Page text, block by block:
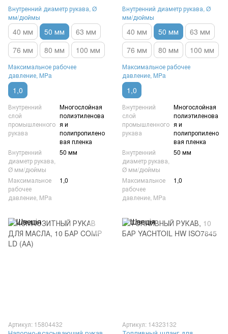
внутренняя и наружная
спирали из углеродистой
стали (ZZ)
Внутренний диаметр рукава, Ø
мм/дюймы
40 мм 50 мм
63 мм
76 мм
80 мм 100 мм
Максимальное рабочее
давление, MPa
1,0
Внутренний
слой
промышленного
рукава
Многослойная
полиэтиленова
я и
полипропилено
вая пленка
Внутренний
диаметр рукава,
Ø мм/дюймы
50 мм
Максимальное
рабочее
давление, MPa
1,0
внутренняя спираль
алюминиевая, наружная из
углеродистой стали (AZ)
Внутренний диаметр рукава, Ø
мм/дюймы
40 мм 50 мм
63 мм
76 мм
80 мм 100 мм
Максимальное рабочее
давление, MPa
1,0
Внутренний
слой
промышленного
рукава
Многослойная
полиэтиленова
я и
полипропилено
вая пленка
Внутренний
диаметр рукава,
Ø мм/дюймы
50 мм
Максимальное
рабочее
давление, MPa
1,0
Артикул: 15804432 Артикул: 14323132